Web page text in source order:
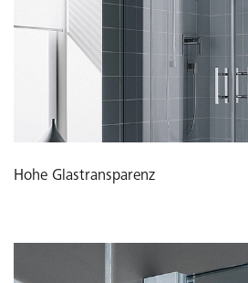
Hohe Glastransparenz